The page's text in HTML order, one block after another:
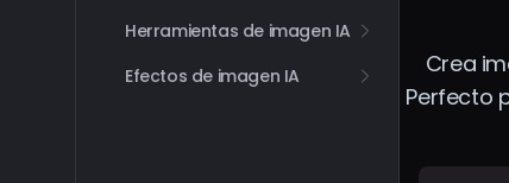
Herramientas de imagen IA
Efectos de imagen IA
Crea
Perfecto